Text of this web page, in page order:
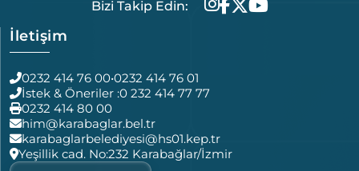
Bizi Takip Edin:
İletişim
0232 414 76 00•0232 414 76 01
İstek & Öneriler :0 232 414 77 77
0232 414 80 00
him@karabaglar.bel.tr
karabaglarbelediyesi@hs01.kep.tr
Yeşillik cad. No:232 Karabağlar/İzmir